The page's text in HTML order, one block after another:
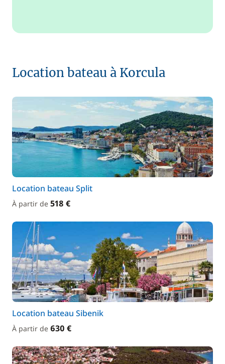
Location bateau à Korcula
Location bateau Split
À partir de 518 €
Location bateau Sibenik
À partir de 630 €